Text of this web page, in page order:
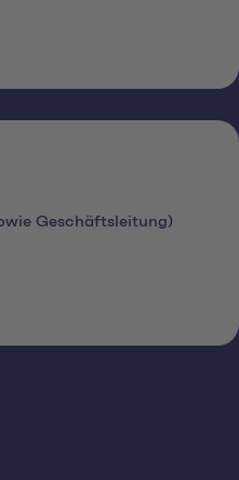
Geschäftsleitung)